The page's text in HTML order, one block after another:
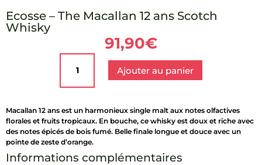
Ecosse – The Macallan 12 ans Scotch
Whisky
91,90€
quantité
-
Macallan
12
ans
Scotch
Ajouter au panier
Macallan 12 ans est un harmonieux single malt aux notes olfactives
florales et fruits tropicaux. En bouche, ce whisky est doux et riche avec
des notes épicés de bois fumé. Belle finale longue et douce avec un
pointe de zeste d’orange.
Informations complémentaires